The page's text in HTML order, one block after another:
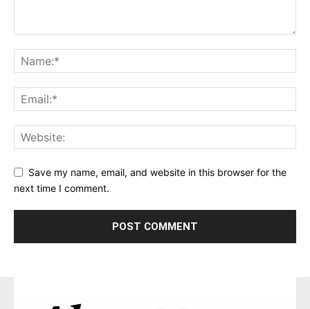
Save my name, email, and website in this browser for the
next time I comment.